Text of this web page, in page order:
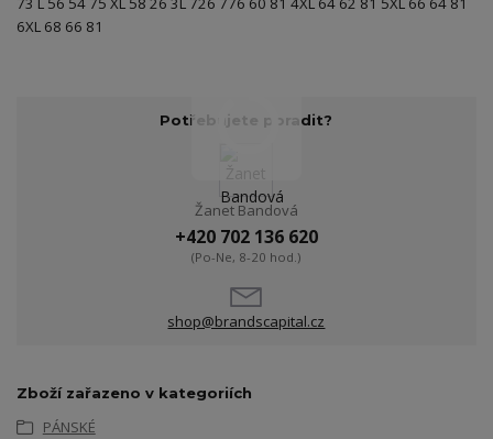
6XL 68 66 81
Potřebujete poradit?
Žanet Bandová
+420 702 136 620
(Po-Ne, 8-20 hod.)
shop@brandscapital.cz
Zboží zařazeno v kategoriích
PÁNSKÉ